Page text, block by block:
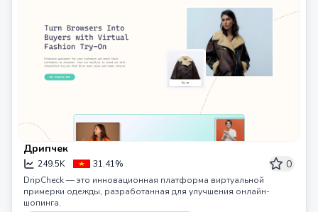
Дрипчек
249.5K 31.41% 0
DripCheck — это инновационная платформа виртуальной
примерки одежды, разработанная для улучшения онлайн-
шопинга.